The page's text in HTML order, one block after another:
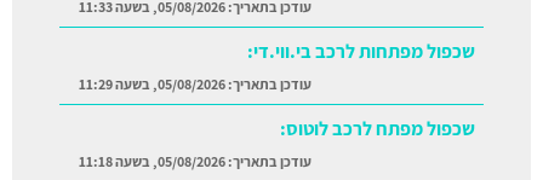
שכפול מפתחות לרכב בי.ווי.די:
שכפול מפתח לרכב לוטוס: